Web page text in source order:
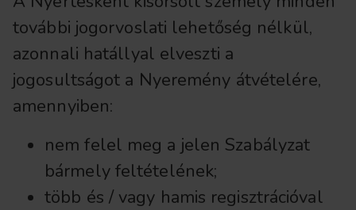
további jogorvoslati lehetőség nélkül,
azonnali hatállyal elveszti a
jogosultságot a Nyeremény átvételére,
amennyiben:
nem felel meg a jelen Szabályzat
bármely feltételének;
több és / vagy hamis regisztrációval